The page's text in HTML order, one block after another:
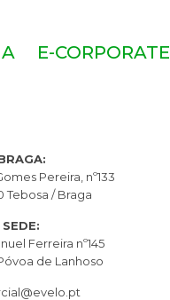
E-CORPORATE
Pereira, nº133
Tebosa / Braga
SEDE:
Ferreira nº145
de Lanhoso